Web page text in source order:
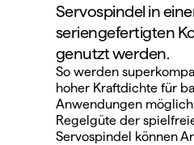
Servospindel in
seriengefertigten
genutzt werden.
So werden
hoher Kraftdichte für
Anwendungen
Regelgüte der
Servospindel können